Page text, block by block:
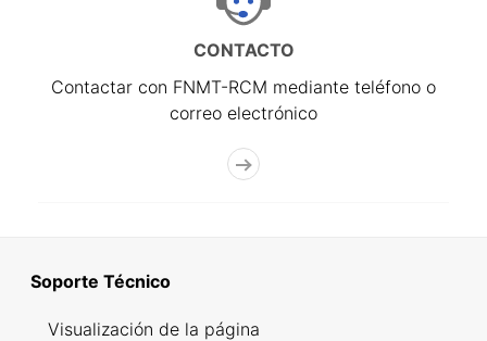
CONTACTO
Contactar con FNMT-RCM mediante teléfono o
correo electrónico
Soporte Técnico
Visualización de la página